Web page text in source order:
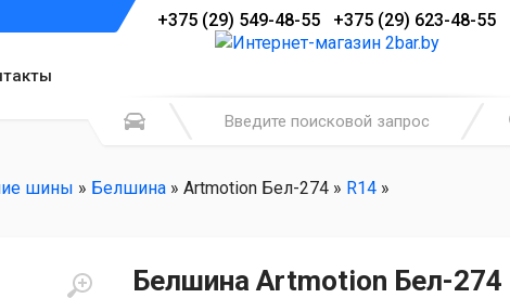
+375 (29) 549-48-55 +375 (29) 623-48-55
шины » Белшина » Artmotion Бел-274 » R14 »
Белшина Artmotion Бел-274